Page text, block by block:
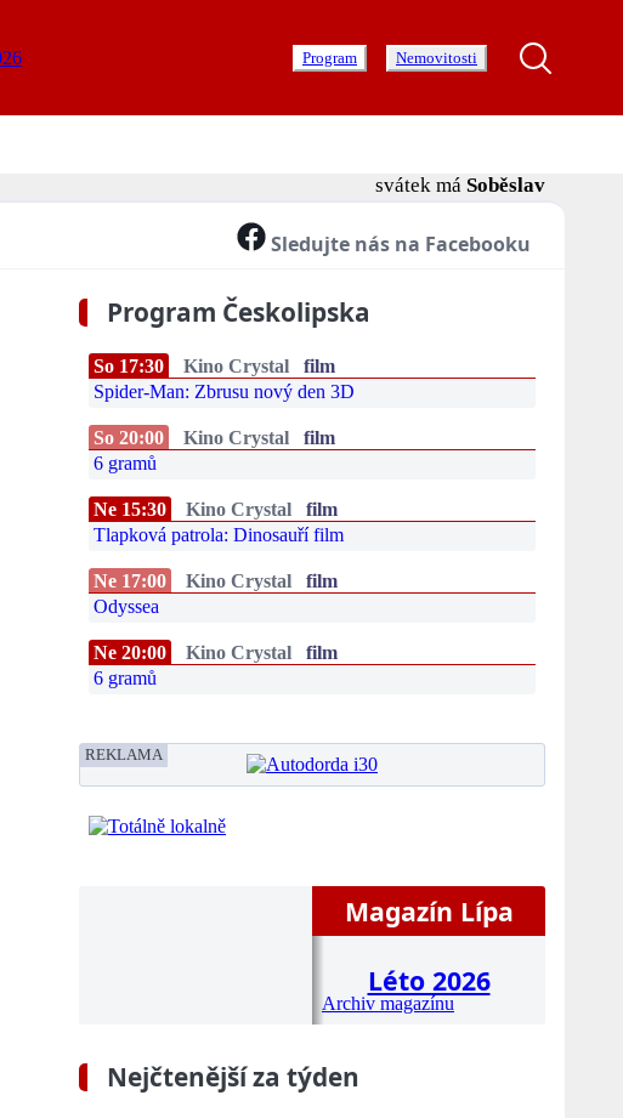
Program Nemovitosti
svátek má Soběslav
Sledujte nás na Facebooku
Program Českolipska
So 17:30 Kino Crystal
film
Spider-Man: Zbrusu nový den 3D
So 20:00 Kino Crystal
film
6 gramů
Ne 15:30 Kino Crystal
film
Tlapková patrola: Dinosauří film
Ne 17:00 Kino Crystal
film
Odyssea
Ne 20:00 Kino Crystal
film
6 gramů
REKLAMA
Magazín Lípa
Léto 2026
Archiv magazínu
Nejčtenější za týden